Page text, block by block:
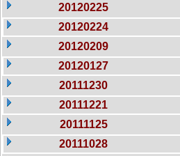
20120225
20120224
20120209
20120127
20111230
20111221
20111125
20111028